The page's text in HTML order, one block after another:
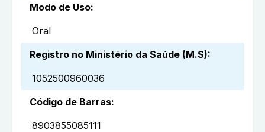
Modo de Uso:
Oral
Registro no Ministério da Saúde (M.S):
1052500960036
Código de Barras:
8903855085111